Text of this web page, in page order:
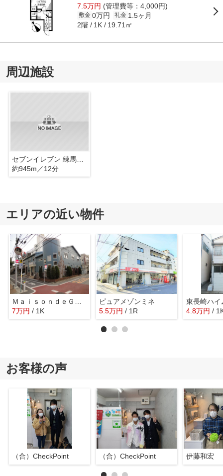
7.5万円 (管理費等：4,000円)
敷金 0万円 礼金 1.5ヶ月
2階 1K 19.71㎡
周辺施設
セブンイレブン 練馬江古田銀座店
約945m／12分
エリアの近い物件
7万円 / 1K
ピュアメゾンミネ
5.5万円 / 1R
東長崎ハイ
4.8万円 /
お客様の声
（合）CheckPoint （合）CheckPoint 伊藤和宏